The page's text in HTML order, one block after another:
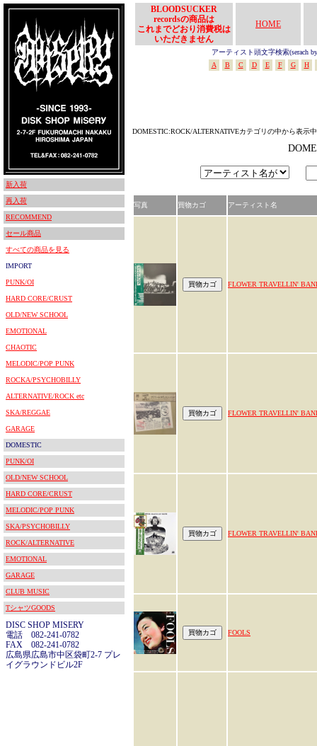
新入荷
再入荷
RECOMMEND
セール商品
すべての商品を見る
IMPORT
PUNK/OI
HARD CORE/CRUST
OLD/NEW SCHOOL
EMOTIONAL
CHAOTIC
MELODIC/POP PUNK
ROCKA/PSYCHOBILLY
ALTERNATIVE/ROCK etc
SKA/REGGAE
GARAGE
DOMESTIC
PUNK/OI
OLD/NEW SCHOOL
HARD CORE/CRUST
MELODIC/POP PUNK
SKA/PSYCHOBILLY
ROCK/ALTERNATIVE
EMOTIONAL
GARAGE
CLUB MUSIC
TシャツGOODS
DISC SHOP MISERY
電話 082-241-0782
FAX 082-241-0782
広島県広島市中区袋町2-7 プレ
イグラウンドビル2F
BLOODSUCKER
recordsの商品は
これまでどおり消費税は
いただきません
HOME
アーティスト頭文字検索(serach
A
B C D E F G H
DOMESTIC:ROCK/ALTERNATIVEカテゴリの中から表示中
写真 買物カゴ アーティスト名
FLOWER TRAVELLIN'
FLOWER TRAVELLIN'
FLOWER TRAVELLIN'
FOOLS